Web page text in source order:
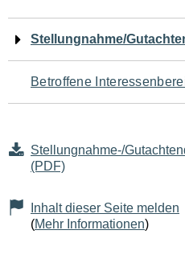
Navigation
für
den
Seiteninhalt
Stellungnahme/
Betroffene
Stellungnahme-/
(PDF)
Inhalt dieser Seite melden
(Mehr Informationen)